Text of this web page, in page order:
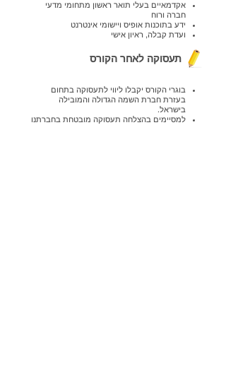
אקדמאיים בעלי תואר ראשון מתחומי מדעי
חברה ורוח
ידע בתוכנות אופיס ויישומי אינטרנט
ועדת קבלה, ראיון אישי
תעסוקה לאחר הקורס
בוגרי הקורס יקבלו ליווי לתעסוקה בתחום
בעזרת חברת השמה הגדולה והמובילה
בישראל.
למסיימים בהצלחה תעסוקה מובטחת בחברתנו